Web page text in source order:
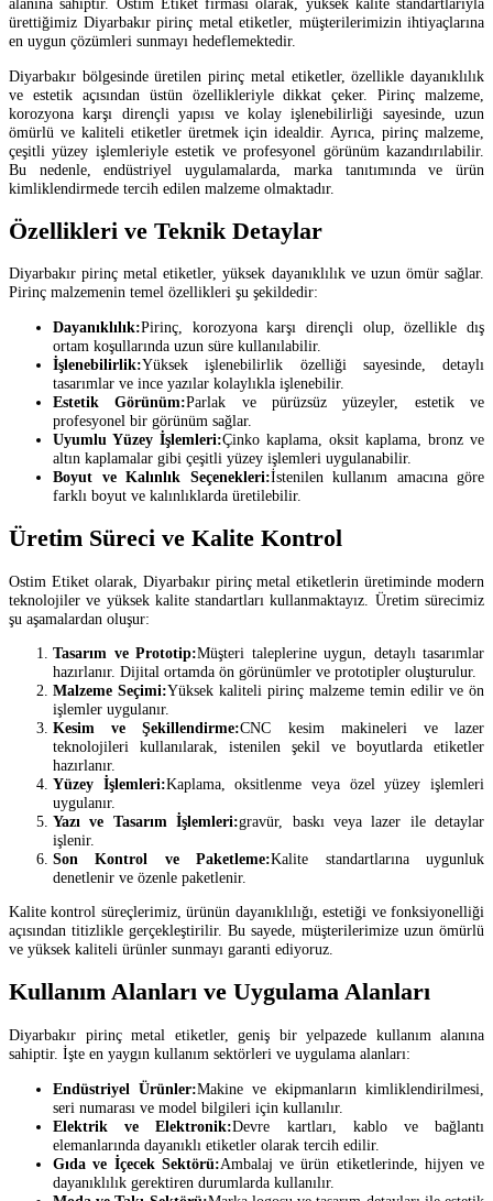
alanına sahiptir. Ostim Etiket firması olarak, yüksek kalite standartlarıyla
ürettiğimiz Diyarbakır pirinç metal etiketler, müşterilerimizin ihtiyaçlarına
en uygun çözümleri sunmayı hedeflemektedir.
Diyarbakır bölgesinde üretilen pirinç metal etiketler, özellikle dayanıklılık
ve estetik açısından üstün özellikleriyle dikkat çeker. Pirinç malzeme,
korozyona karşı dirençli yapısı ve kolay işlenebilirliği sayesinde, uzun
ömürlü ve kaliteli etiketler üretmek için idealdir. Ayrıca, pirinç malzeme,
çeşitli yüzey işlemleriyle estetik ve profesyonel görünüm kazandırılabilir.
Bu nedenle, endüstriyel uygulamalarda, marka tanıtımında ve ürün
kimliklendirmede tercih edilen malzeme olmaktadır.
Özellikleri ve Teknik Detaylar
Diyarbakır pirinç metal etiketler, yüksek dayanıklılık ve uzun ömür sağlar.
Pirinç malzemenin temel özellikleri şu şekildedir:
Dayanıklılık:Pirinç, korozyona karşı dirençli olup, özellikle dış
ortam koşullarında uzun süre kullanılabilir.
İşlenebilirlik:Yüksek işlenebilirlik özelliği sayesinde, detaylı
tasarımlar ve ince yazılar kolaylıkla işlenebilir.
Estetik Görünüm:Parlak ve pürüzsüz yüzeyler, estetik ve
profesyonel bir görünüm sağlar.
Uyumlu Yüzey İşlemleri:Çinko kaplama, oksit kaplama, bronz ve
altın kaplamalar gibi çeşitli yüzey işlemleri uygulanabilir.
Boyut ve Kalınlık Seçenekleri:İstenilen kullanım amacına göre
farklı boyut ve kalınlıklarda üretilebilir.
Üretim Süreci ve Kalite Kontrol
Ostim Etiket olarak, Diyarbakır pirinç metal etiketlerin üretiminde modern
teknolojiler ve yüksek kalite standartları kullanmaktayız. Üretim sürecimiz
şu aşamalardan oluşur:
Tasarım ve Prototip:Müşteri taleplerine uygun, detaylı tasarımlar
hazırlanır. Dijital ortamda ön görünümler ve prototipler oluşturulur.
Malzeme Seçimi:Yüksek kaliteli pirinç malzeme temin edilir ve ön
işlemler uygulanır.
Kesim ve Şekillendirme:CNC kesim makineleri ve lazer
teknolojileri kullanılarak, istenilen şekil ve boyutlarda etiketler
hazırlanır.
Yüzey İşlemleri:Kaplama, oksitlenme veya özel yüzey işlemleri
uygulanır.
Yazı ve Tasarım İşlemleri:gravür, baskı veya lazer ile detaylar
işlenir.
Son Kontrol ve Paketleme:Kalite standartlarına uygunluk
denetlenir ve özenle paketlenir.
Kalite kontrol süreçlerimiz, ürünün dayanıklılığı, estetiği ve fonksiyonelliği
açısından titizlikle gerçekleştirilir. Bu sayede, müşterilerimize uzun ömürlü
ve yüksek kaliteli ürünler sunmayı garanti ediyoruz.
Kullanım Alanları ve Uygulama Alanları
Diyarbakır pirinç metal etiketler, geniş bir yelpazede kullanım alanına
sahiptir. İşte en yaygın kullanım sektörleri ve uygulama alanları:
Endüstriyel Ürünler:Makine ve ekipmanların kimliklendirilmesi,
seri numarası ve model bilgileri için kullanılır.
Elektrik ve Elektronik:Devre kartları, kablo ve bağlantı
elemanlarında dayanıklı etiketler olarak tercih edilir.
Gıda ve İçecek Sektörü:Ambalaj ve ürün etiketlerinde, hijyen ve
dayanıklılık gerektiren durumlarda kullanılır.